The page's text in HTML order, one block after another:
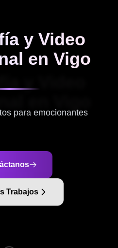
y Video
en Vigo
para emocionantes
Trabajos